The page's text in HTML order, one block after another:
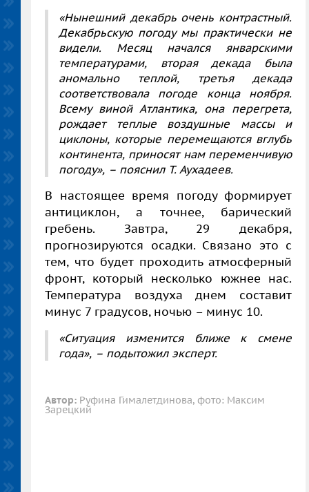
«Нынешний декабрь очень контрастный.
Декабрьскую погоду мы практически не
видели. Месяц начался январскими
температурами, вторая декада была
аномально теплой, третья декада
соответствовала погоде конца ноября.
Всему виной Атлантика, она перегрета,
рождает теплые воздушные массы и
циклоны, которые перемещаются вглубь
континента, приносят нам переменчивую
погоду», – пояснил Т. Аухадеев.
В настоящее время погоду формирует
антициклон, а точнее, барический
гребень. Завтра, 29 декабря,
прогнозируются осадки. Связано это с
тем, что будет проходить атмосферный
фронт, который несколько южнее нас.
Температура воздуха днем составит
минус 7 градусов, ночью – минус 10.
«Ситуация изменится ближе к смене
года», – подытожил эксперт.
Автор: Руфина Гималетдинова, фото: Максим
Зарецкий